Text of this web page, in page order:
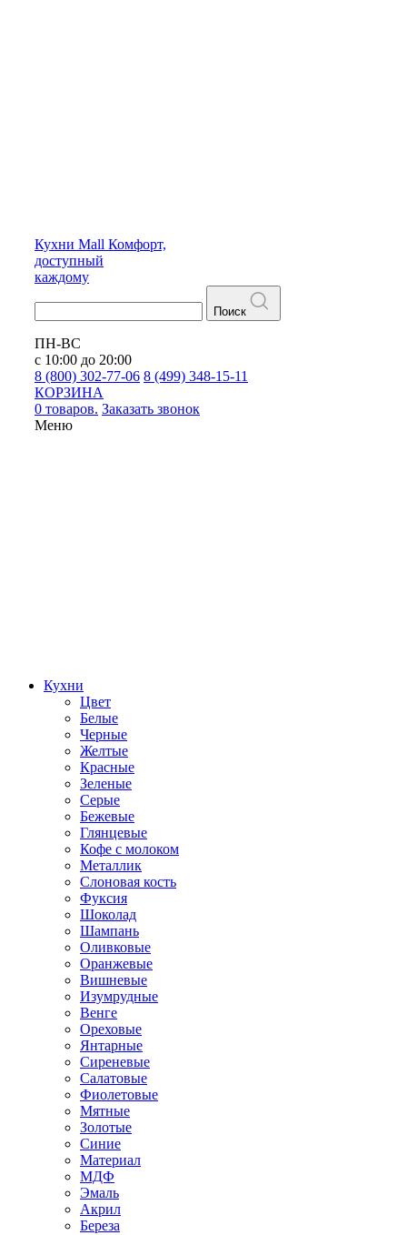
Кухни Mall Комфорт,
доступный
каждому
Поиск
ПН-ВС
с 10:00 до 20:00
8 (800) 302-77-06 8 (499) 348-15-11
КОРЗИНА
0 товаров. Заказать звонок
Меню
Кухни
Цвет
Белые
Черные
Желтые
Красные
Зеленые
Серые
Бежевые
Глянцевые
Кофе с молоком
Металлик
Слоновая кость
Фуксия
Шоколад
Шампань
Оливковые
Оранжевые
Вишневые
Изумрудные
Венге
Ореховые
Янтарные
Сиреневые
Салатовые
Фиолетовые
Мятные
Золотые
Синие
Материал
МДФ
Эмаль
Акрил
Береза